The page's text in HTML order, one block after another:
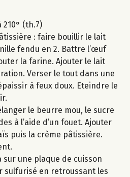
(th.7)
: faire bouillir le lait
fendu en 2. Battre l’œuf
la farine. Ajouter le lait
Verser le tout dans une
à feux doux. Eteindre le
le beurre mou, le sucre
à l’aide d’un fouet. Ajouter
puis la crème pâtissière.
sur une plaque de cuisson
sulfurisé en retroussant les